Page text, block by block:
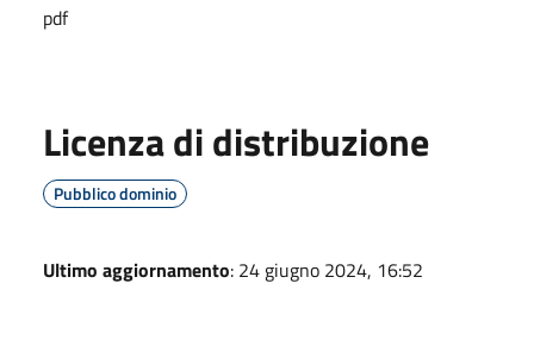
pdf
Licenza di distribuzione
Pubblico dominio
Ultimo aggiornamento: 24 giugno 2024, 16:52